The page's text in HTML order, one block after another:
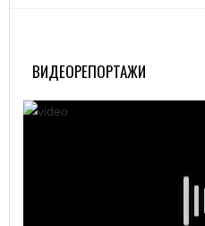
ВИДЕОРЕПОРТАЖИ